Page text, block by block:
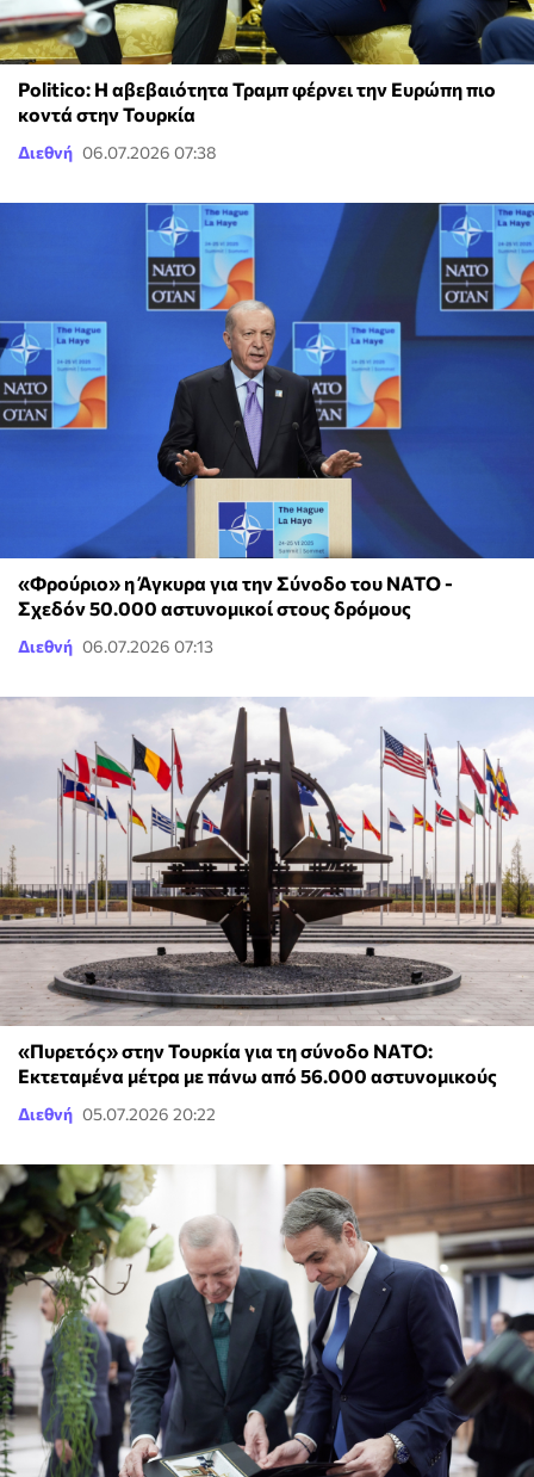
Politico: Η αβεβαιότητα Τραμπ φέρνει την Ευρώπη πιο
κοντά στην Τουρκία
Διεθνή 06.07.2026 07:38
«Φρούριο» η Άγκυρα για την Σύνοδο του ΝΑΤΟ -
Σχεδόν 50.000 αστυνομικοί στους δρόμους
Διεθνή 06.07.2026 07:13
«Πυρετός» στην Τουρκία για τη σύνοδο ΝΑΤΟ:
Εκτεταμένα μέτρα με πάνω από 56.000 αστυνομικούς
Διεθνή 05.07.2026 20:22